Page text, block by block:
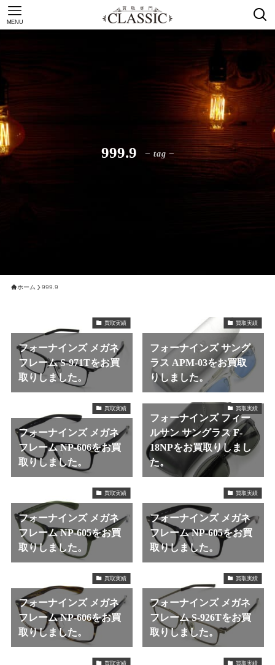
MENU
999.9 – tag –
ホーム 999.9
買取実績
フォーナインズ メガネ
フレーム S-971Tをお買
取りしました。
買取実績
フォーナインズ サング
ラス APM-03をお買取
りしました。
買取実績
フォーナインズ メガネ
フレーム NP-606をお買
取りしました。
買取実績
フォーナインズ フィー
ルサン サングラス F-
18NPをお買取りしまし
た。
買取実績
フォーナインズ メガネ
フレーム NP-605をお買
取りしました。
買取実績
フォーナインズ メガネ
フレーム NP-605をお買
取りしました。
買取実績
フォーナインズ メガネ
フレーム NP-606をお買
取りしました。
買取実績
フォーナインズ メガネ
フレーム S-926Tをお買
取りしました。
買取実績 買取実績